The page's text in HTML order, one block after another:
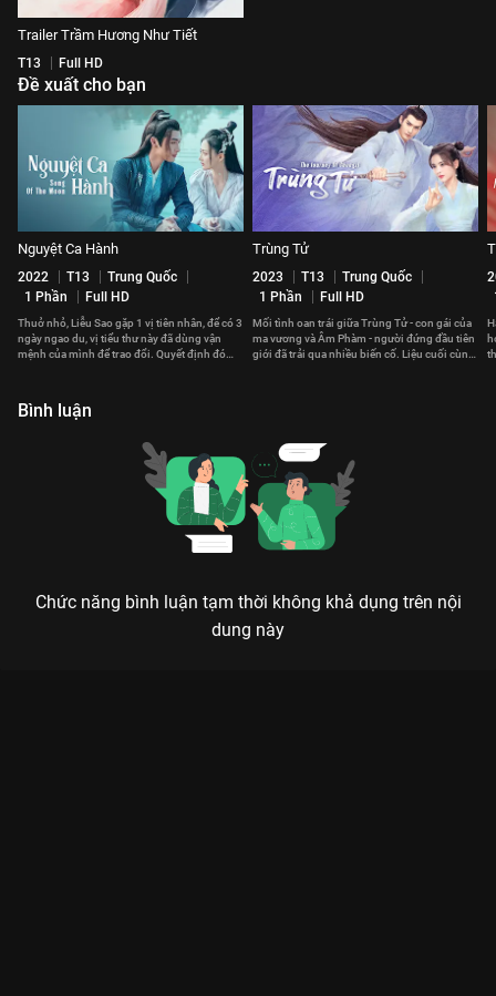
Trailer Trầm Hương Như Tiết
T13 Full HD
Đề xuất cho bạn
Nguyệt Ca Hành
2022 T13
Trung Quốc
1 Phần
Full HD
Thuở nhỏ, Liễu Sao gặp 1 vị tiên nhân, để có 3
ngày ngao du, vị tiểu thư này đã dùng vận
mệnh của mình để trao đổi. Quyết định đó
Trùng Tử
2023 T13
Trung Quốc
1 Phần
Full HD
Mối tình oan trái giữa Trùng Tử - con gái của
ma vương và Âm Phàm - người đứng đầu tiên
giới đã trải qua nhiều biến cố. Liệu cuối cùng,
Bình luận
Chức năng bình luận tạm thời không khả dụng trên nội
dung này